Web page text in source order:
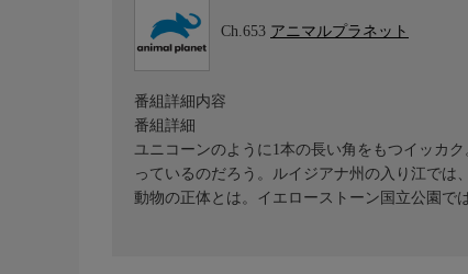
Ch.653 アニマルプラネット
番組詳細内容
番組詳細
ユニコーンのように1本の長い角をもつイッカ
っているのだろう。ルイジアナ州の入り江では
動物の正体とは。イエローストーン国立公園で